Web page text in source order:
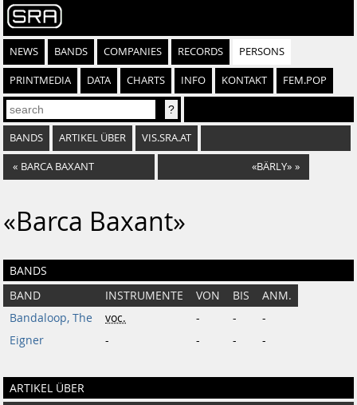
NEWS BANDS COMPANIES RECORDS PERSONS
PRINTMEDIA DATA CHARTS INFO KONTAKT FEM.POP
BANDS ARTIKEL ÜBER VIS.SRA.AT
« BARCA BAXANT «BÄRLY» »
«Barca Baxant»
BANDS
BAND INSTRUMENTE VON BIS
ANM.
Bandaloop, The
voc. - -
-
Eigner
- - - -
ARTIKEL ÜBER